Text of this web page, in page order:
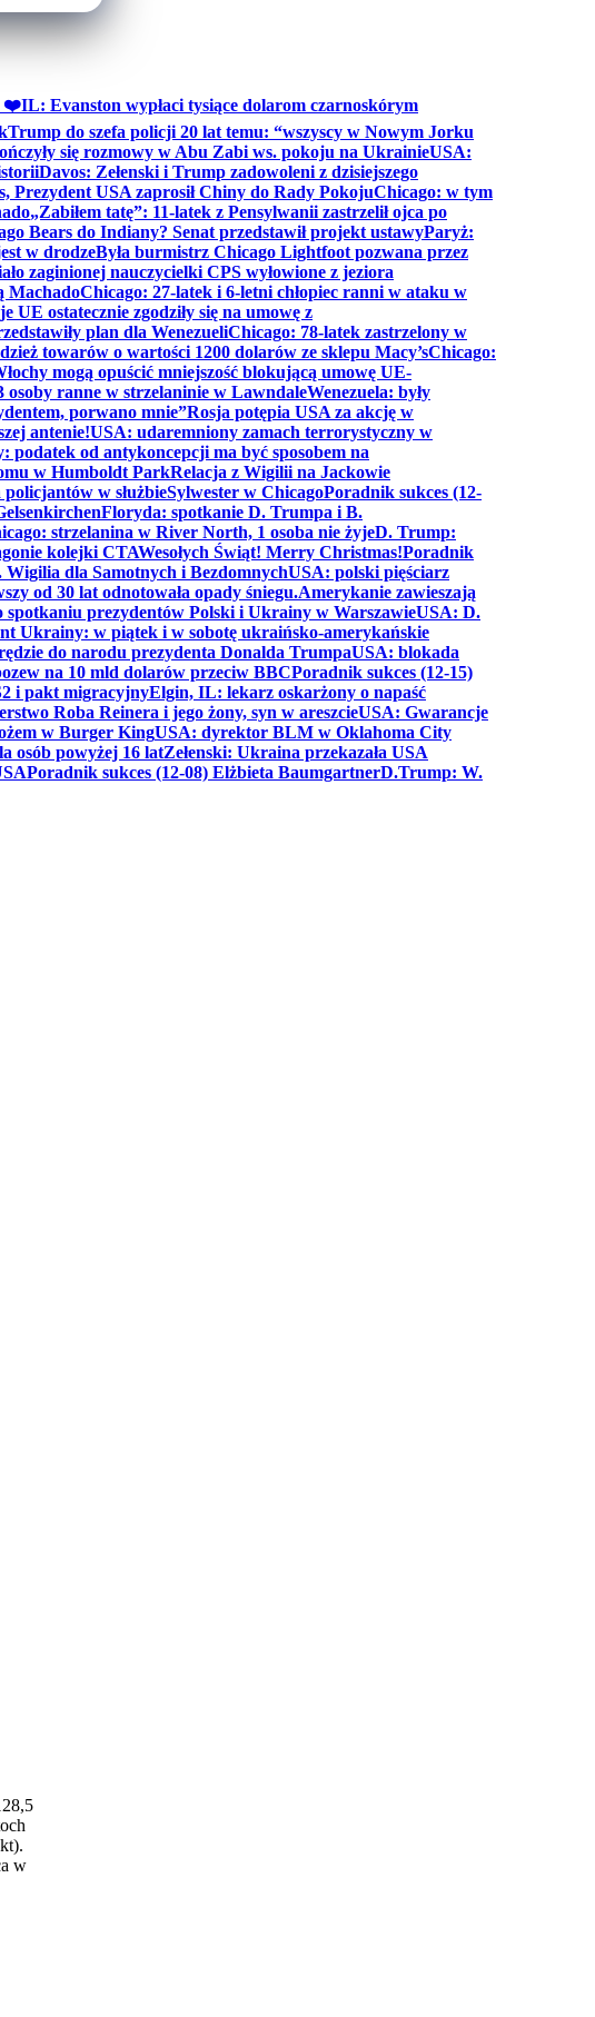
❤️IL: Evanston wypłaci tysiące dolarom czarnoskórym
Trump do szefa policji 20 lat temu: “wszyscy w Nowym Jorku
się rozmowy w Abu Zabi ws. pokoju na UkrainieUSA:
Davos: Zełenski i Trump zadowoleni z dzisiejszego
Prezydent USA zaprosił Chiny do Rady PokojuChicago: w tym
„Zabiłem tatę”: 11-latek z Pensylwanii zastrzelił ojca po
Bears do Indiany? Senat przedstawił projekt ustawyParyż:
w drodzeByła burmistrz Chicago Lightfoot pozwana przez
zaginionej nauczycielki CPS wyłowione z jeziora
MachadoChicago: 27-latek i 6-letni chłopiec ranni w ataku w
UE ostatecznie zgodziły się na umowę z
plan dla WenezueliChicago: 78-latek zastrzelony w
towarów o wartości 1200 dolarów ze sklepu Macy’sChicago:
mogą opuścić mniejszość blokującą umowę UE-
osoby ranne w strzelaninie w LawndaleWenezuela: były
porwano mnie”Rosja potępia USA za akcję w
antenie!USA: udaremniony zamach terrorystyczny w
podatek od antykoncepcji ma być sposobem na
w Humboldt ParkRelacja z Wigilii na Jackowie
w służbieSylwester w ChicagoPoradnik sukces (12-
Floryda: spotkanie D. Trumpa i B.
strzelanina w River North, 1 osoba nie żyjeD. Trump:
kolejki CTAWesołych Świąt! Merry Christmas!Poradnik
Wigilia dla Samotnych i BezdomnychUSA: polski pięściarz
od 30 lat odnotowała opady śniegu.Amerykanie zawieszają
spotkaniu prezydentów Polski i Ukrainy w WarszawieUSA: D.
Ukrainy: w piątek i w sobotę ukraińsko-amerykańskie
do narodu prezydenta Donalda TrumpaUSA: blokada
na 10 mld dolarów przeciw BBCPoradnik sukces (12-15)
i pakt migracyjnyElgin, IL: lekarz oskarżony o napaść
Roba Reinera i jego żony, syn w areszcieUSA: Gwarancje
w Burger KingUSA: dyrektor BLM w Oklahoma City
osób powyżej 16 latZełenski: Ukraina przekazała USA
Poradnik sukces (12-08) Elżbieta BaumgartnerD.Trump: W.
w